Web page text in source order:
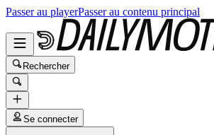
Passer au playerPasser au contenu principal
Rechercher
Se connecter